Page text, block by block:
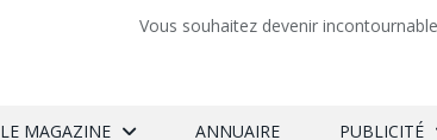
Vous souhaitez devenir
LE MAGAZINE ANNUAIRE PUBLICITÉ